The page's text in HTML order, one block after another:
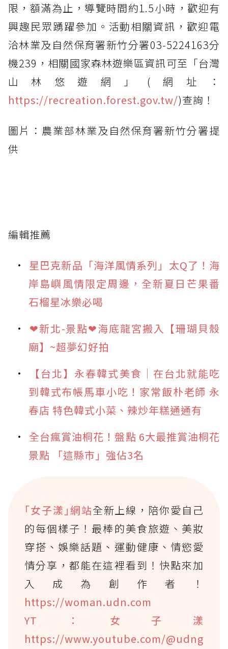
限，額滿為止，導覽時間約1.5小時，歡迎有
興趣民眾踴躍參加。活動相關資訊，歡迎電
洽林業及自然保育署新竹分署03-5224163分
機239，相關國家森林遊樂區資訊可至「台灣
山林悠遊網」(網址：
https://recreation.forest.gov.tw/)查詢！
圖片：農業部林業及自然保育署新竹分署提
供
編輯推薦
星巴克新品「海洋風情系列」太Q了！海
岸島嶼風情限定周邊，全新夏日芒果番
石榴星冰樂必喝
❤新北-景點❤海底龍宮搬入【珊瑚貝殼
廟】~超夢幻好拍
【台北】永春韓式美食｜在台北就能吃
到韓式布帳馬車小吃！家常飯朴老師 永
春店 特色韓式小菜、辣炒年糕通通有
全台瘋賞油桐花！盤點 6大最推賞油桐花
景點 「這縣市」強佔3名
｢女子漾｣網站全新上線，陪你愛自己
的每個樣子！最棒的美食旅遊、美妝
穿搭、娛樂話題、運動健康、情慾愛
情分享，都能在這裡看到！快點來加
入成為創作者！
https://woman.udn.com
YT：女子漾
https://www.youtube.com/@udng